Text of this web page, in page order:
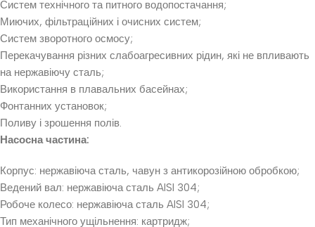
Систем технічного та питного водопостачання;
Миючих, фільтраційних і очисних систем;
Систем зворотного осмосу;
Перекачування різних слабоагресивних рідин, які не впливають
на нержавіючу сталь;
Використання в плавальних басейнах;
Фонтанних установок;
Поливу і зрошення полів.
Насосна частина:
Корпус: нержавіюча сталь, чавун з антикорозійною обробкою;
Ведений вал: нержавіюча сталь AISI 304;
Робоче колесо: нержавіюча сталь AISI 304;
Тип механічного ущільнення: картридж;